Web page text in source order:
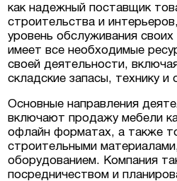
как надежный поставщик
строительства и
уровень обслуживания
имеет все необходимые
своей деятельности,
складские запасы, технику и
Основные направления
включают продажу мебели
офлайн форматах, а также
строительными
оборудованием. Компания
посредничеством и